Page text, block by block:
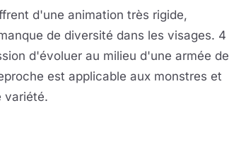
d'une animation très rigide,
de diversité dans les visages. 4
d'évoluer au milieu d'une armée de
est applicable aux monstres et
variété.